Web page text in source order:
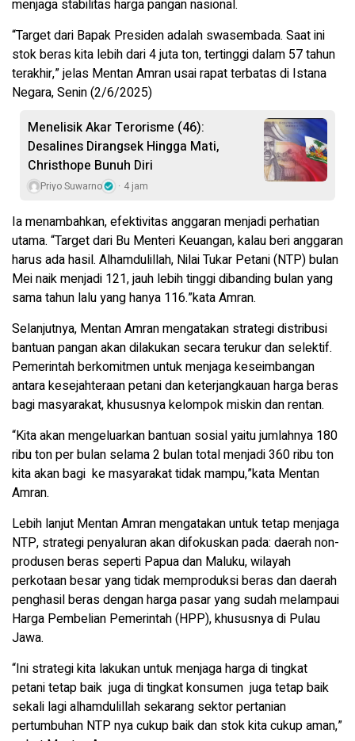
menjaga stabilitas harga pangan nasional.
“Target dari Bapak Presiden adalah swasembada. Saat ini
stok beras kita lebih dari 4 juta ton, tertinggi dalam 57 tahun
terakhir,” jelas Mentan Amran usai rapat terbatas di Istana
Negara, Senin (2/6/2025)
Menelisik Akar Terorisme (46):
Desalines Dirangsek Hingga Mati,
Christhope Bunuh Diri
Priyo Suwarno 4 jam
Ia menambahkan, efektivitas anggaran menjadi perhatian
utama. “Target dari Bu Menteri Keuangan, kalau beri anggaran
harus ada hasil. Alhamdulillah, Nilai Tukar Petani (NTP) bulan
Mei naik menjadi 121, jauh lebih tinggi dibanding bulan yang
sama tahun lalu yang hanya 116.”kata Amran.
Selanjutnya, Mentan Amran mengatakan strategi distribusi
bantuan pangan akan dilakukan secara terukur dan selektif.
Pemerintah berkomitmen untuk menjaga keseimbangan
antara kesejahteraan petani dan keterjangkauan harga beras
bagi masyarakat, khususnya kelompok miskin dan rentan.
“Kita akan mengeluarkan bantuan sosial yaitu jumlahnya 180
ribu ton per bulan selama 2 bulan total menjadi 360 ribu ton
kita akan bagi ke masyarakat tidak mampu,”kata Mentan
Amran.
Lebih lanjut Mentan Amran mengatakan untuk tetap menjaga
NTP, strategi penyaluran akan difokuskan pada: daerah non-
produsen beras seperti Papua dan Maluku, wilayah
perkotaan besar yang tidak memproduksi beras dan daerah
penghasil beras dengan harga pasar yang sudah melampaui
Harga Pembelian Pemerintah (HPP), khususnya di Pulau
Jawa.
“Ini strategi kita lakukan untuk menjaga harga di tingkat
petani tetap baik juga di tingkat konsumen juga tetap baik
sekali lagi alhamdulillah sekarang sektor pertanian
pertumbuhan NTP nya cukup baik dan stok kita cukup aman,”